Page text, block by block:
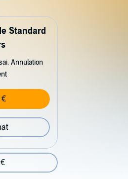
Standard
Annulation